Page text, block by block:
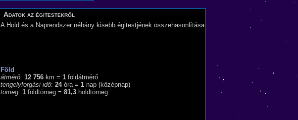
Adatok az égitestekről
A Hold és a Naprendszer néhány kisebb égitestjének összehasonlítása
Föld
átmérő: 12 756km = 1földátmérő
tengelyforgási idő: 24óra = 1nap (középnap)
tömeg: 1földtömeg = 81,3holdtömeg